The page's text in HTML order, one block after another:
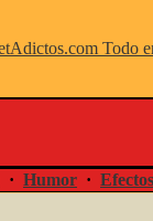
· Humor ·